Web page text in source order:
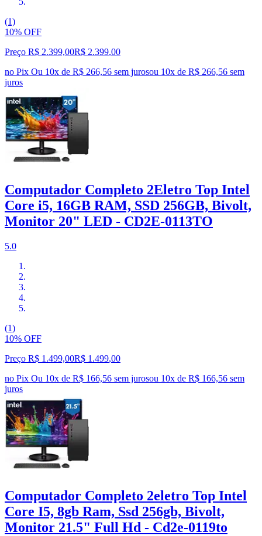
(1)
10% OFF
Preço R$ 2.399,00R$ 2.399,00
no Pix Ou 10x de R$ 266,56 sem jurosou 10x de R$ 266,56 sem
juros
Computador Completo 2Eletro Top Intel
Core i5, 16GB RAM, SSD 256GB, Bivolt,
Monitor 20" LED - CD2E-0113TO
5.0
(1)
10% OFF
Preço R$ 1.499,00R$ 1.499,00
no Pix Ou 10x de R$ 166,56 sem jurosou 10x de R$ 166,56 sem
juros
Computador Completo 2eletro Top Intel
Core I5, 8gb Ram, Ssd 256gb, Bivolt,
Monitor 21.5" Full Hd - Cd2e-0119to